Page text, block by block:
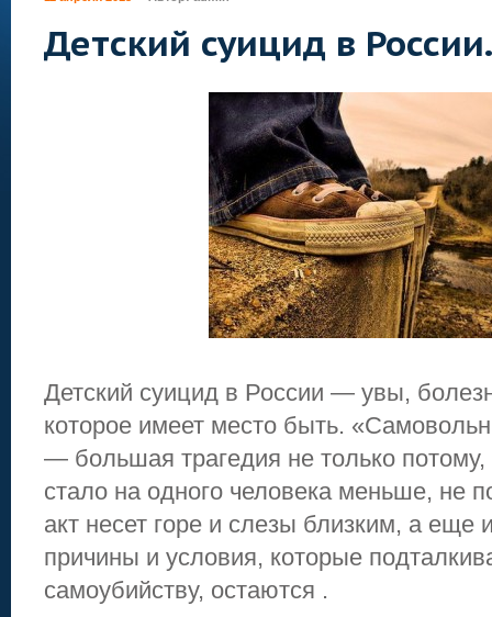
Детский суицид в России.
Детский суицид в России — увы,
которое имеет место быть.
— большая трагедия не только
стало на одного человека меньше, не
акт несет горе и слезы близким, а еще
причины и условия, которые
самоубийству, остаются .